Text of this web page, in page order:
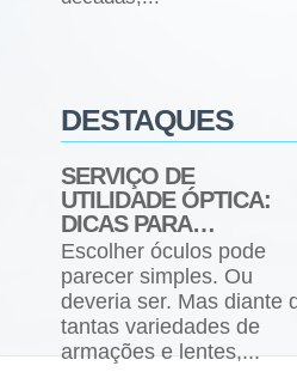
DESTAQUES
SERVIÇO DE
UTILIDADE ÓPTICA:
DICAS PARA…
Escolher óculos pode
parecer simples. Ou
deveria ser. Mas diante
tantas variedades de
armações e lentes,...
não está em sair a
procura de novas
possuir novos olhos.
Marcel Proust
delícia